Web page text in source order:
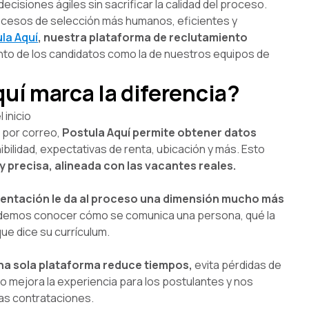
ágiles sin sacrificar la calidad del proceso.
de selección más humanos, eficientes y
Aquí, nuestra plataforma de reclutamiento
de los candidatos como la de nuestros equipos de
marca la diferencia?
inicio
por correo, Postula Aquí permite obtener datos
expectativas de renta, ubicación y más. Esto
precisa, alineada con las vacantes reales.
le da al proceso una dimensión mucho más
conocer cómo se comunica una persona, qué la
dice su currículum.
sola plataforma reduce tiempos, evita pérdidas de
mejora la experiencia para los postulantes y nos
contrataciones.